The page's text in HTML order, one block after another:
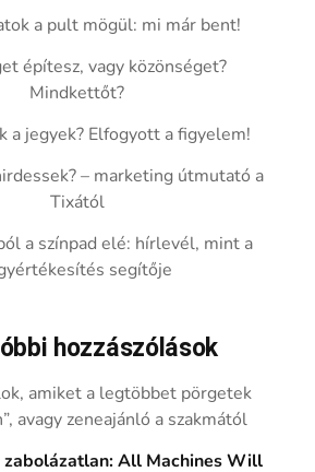
a pult mögül: mi már bent!
építesz, vagy közönséget?
Mindkettőt?
a jegyek? Elfogyott a figyelem!
– marketing útmutató a
Tixától
a színpad elé: hírlevél, mint a
segítője
hozzászólások
amiket a legtöbbet pörgetek
avagy zeneajánló a szakmától
zabolázatlan: All Machines Will